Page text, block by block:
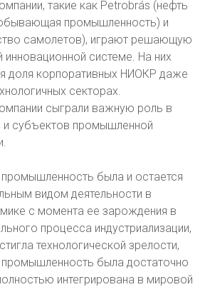
такие как Petrobrás (нефть
промышленность) и
самолетов), играют решающую
инновационной системе. На них
доля корпоративных НИОКР даже
секторах.
сыграли важную роль в
и субъектов промышленной
была и остается
видом деятельности в
с момента ее зарождения в
процесса индустриализации,
технологической зрелости,
была достаточно
интегрирована в мировой